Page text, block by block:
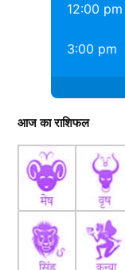
12:00 pm
3:00 pm
आज का राशिफल